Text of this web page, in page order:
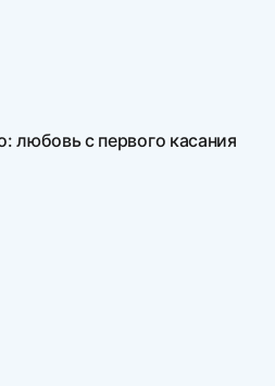
любовь с первого касания